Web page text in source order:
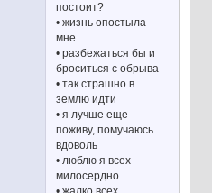
постоит?
• жизнь опостыла
мне
• разбежаться бы и
броситься с обрыва
• так страшно в
землю идти
• я лучше еще
поживу, помучаюсь
вдоволь
• люблю я всех
милосердно